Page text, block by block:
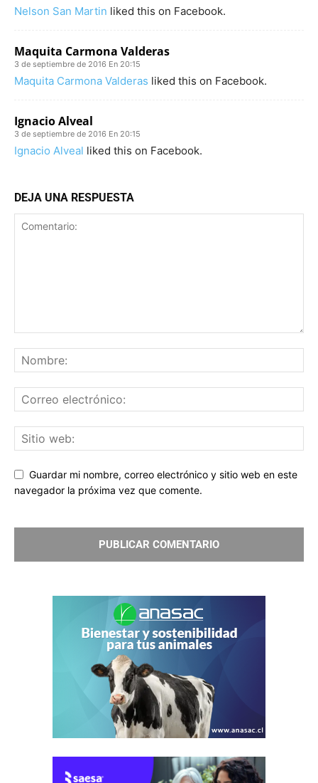
Nelson San Martin liked this on Facebook.
Maquita Carmona Valderas
3 de septiembre de 2016 En 20:15
Maquita Carmona Valderas liked this on Facebook.
Ignacio Alveal
3 de septiembre de 2016 En 20:15
Ignacio Alveal liked this on Facebook.
DEJA UNA RESPUESTA
Guardar mi nombre, correo electrónico y sitio web en este
navegador la próxima vez que comente.